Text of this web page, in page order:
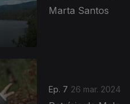
Marta Santos
Ep. 7 26 mar. 2024